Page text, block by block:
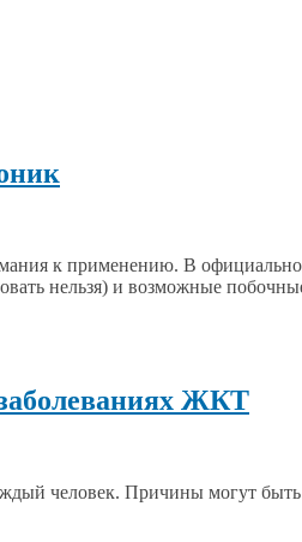
к применению. В
нельзя) и возможные
ЖКТ
человек. Причины могут